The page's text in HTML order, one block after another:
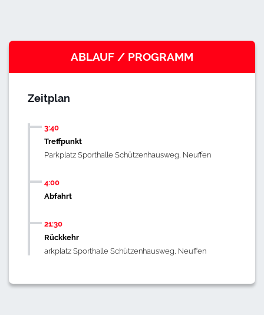
ABLAUF / PROGRAMM
Zeitplan
3:40
Treffpunkt
Parkplatz Sporthalle Schützenhausweg, Neuffen
4:00
Abfahrt
21:30
Rückkehr
arkplatz Sporthalle Schützenhausweg, Neuffen